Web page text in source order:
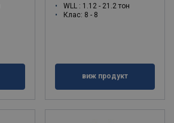
WLL : 1.12 - 21.2 тон
Клас: 8 - 8
виж продукт